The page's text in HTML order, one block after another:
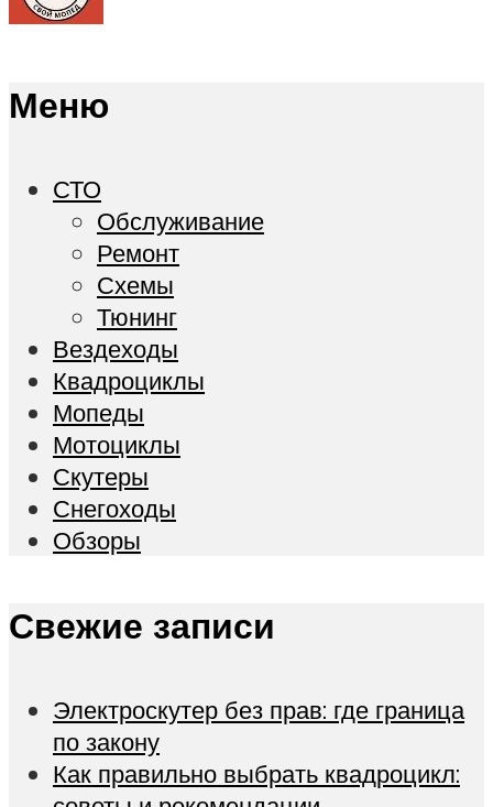
Меню
СТО
Обслуживание
Ремонт
Схемы
Тюнинг
Вездеходы
Квадроциклы
Мопеды
Мотоциклы
Скутеры
Снегоходы
Обзоры
Свежие записи
Электроскутер без прав: где граница
по закону
Как правильно выбрать квадроцикл: